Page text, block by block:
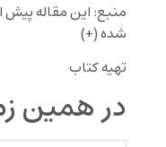
منبع: این مقاله پیش
شده (+)
تهیه کتاب
در همین